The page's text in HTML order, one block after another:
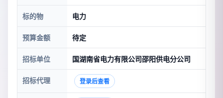
标的物 电力
预算金额 待定
招标单位 国湖南省电力有限公司邵阳供电分公司
招标代理 登录后查看